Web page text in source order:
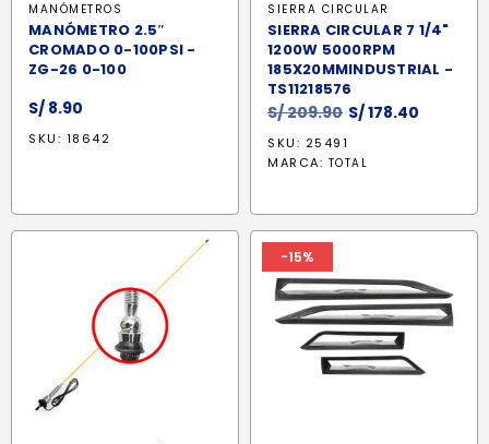
MANÓMETROS
MANÓMETRO 2.5″
CROMADO 0-100PSI -
ZG-26 0-100
S/ 8.90
SKU: 18642
SIERRA CIRCULAR
SIERRA CIRCULAR 7 1/4"
1200W 5000RPM
185X20MMINDUSTRIAL -
TS11218576
S/209.90 El
original
S/178.40
SKU: 25491
MARCA: TOTAL
-15%